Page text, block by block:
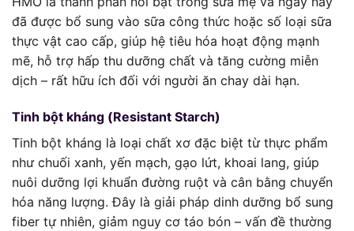
đã được bổ sung vào sữa công thức hoặc số loại sữa
thực vật cao cấp, giúp hệ tiêu hóa hoạt động mạnh
mẽ, hỗ trợ hấp thu dưỡng chất và tăng cường miễn
dịch – rất hữu ích đối với người ăn chay dài hạn.
Tinh bột kháng (Resistant Starch)
Tinh bột kháng là loại chất xơ đặc biệt từ thực phẩm
như chuối xanh, yến mạch, gạo lứt, khoai lang, giúp
nuôi dưỡng lợi khuẩn đường ruột và cân bằng chuyển
hóa năng lượng. Đây là giải pháp dinh dưỡng bổ sung
fiber tự nhiên, giảm nguy cơ táo bón – vấn đề thường